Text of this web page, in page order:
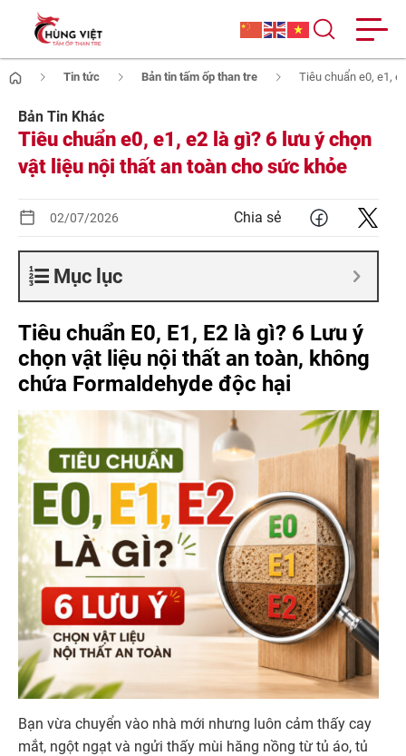
Tin tức Bản tin tấm ốp than tre Tiêu chuẩn e0, e1,
Bản Tin Khác
Tiêu chuẩn e0, e1, e2 là gì? 6 lưu ý chọn
vật liệu nội thất an toàn cho sức khỏe
02/07/2026 Chia sẻ
Mục lục
Tiêu chuẩn E0, E1, E2 là gì? 6 Lưu ý
chọn vật liệu nội thất an toàn, không
chứa Formaldehyde độc hại
Bạn vừa chuyển vào nhà mới nhưng luôn cảm thấy cay
mắt, ngột ngạt và ngửi thấy mùi hăng nồng từ tủ áo, tủ